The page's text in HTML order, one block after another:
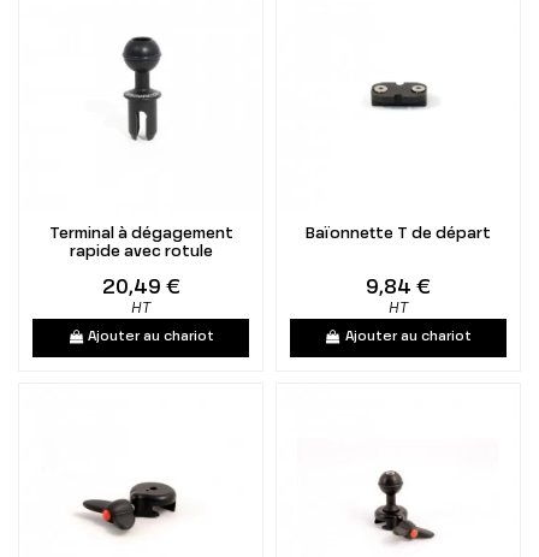
Terminal à dégagement
rapide avec rotule
20,49 €
HT
Ajouter au chariot
Baïonnette T de départ
9,84 €
HT
Ajouter au chariot